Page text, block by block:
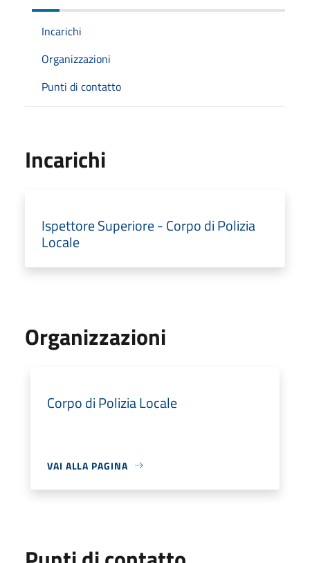
Incarichi
Organizzazioni
Punti di contatto
Incarichi
Ispettore Superiore - Corpo di Polizia
Locale
Organizzazioni
Corpo di Polizia Locale
VAI ALLA PAGINA